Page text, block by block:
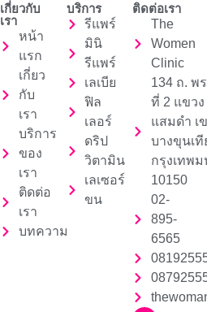
เกี่ยวกับ
เรา
หน้า
แรก
เกี่ยว
กับ
เรา
บริการ
ของ
เรา
ติดต่อ
เรา
บทความ
บริการ
รีแพร์
มินิ
รีแพร์
เลเบีย
ฟิล
เลอร์
ดริป
วิตามิน
เลเซอร์
ขน
ติดต่อเรา
The
Women
Clinic
134 ถ. พ
ที่ 2 แขวง
แสมดำ เ
บางขุนเที
กรุงเทพ
10150
02-
895-
6565